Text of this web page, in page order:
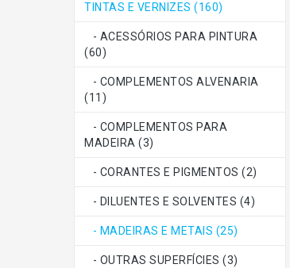
TINTAS E VERNIZES (160)
- ACESSÓRIOS PARA PINTURA
(60)
- COMPLEMENTOS ALVENARIA
(11)
- COMPLEMENTOS PARA
MADEIRA (3)
- CORANTES E PIGMENTOS (2)
- DILUENTES E SOLVENTES (4)
- MADEIRAS E METAIS (25)
- OUTRAS SUPERFÍCIES (3)